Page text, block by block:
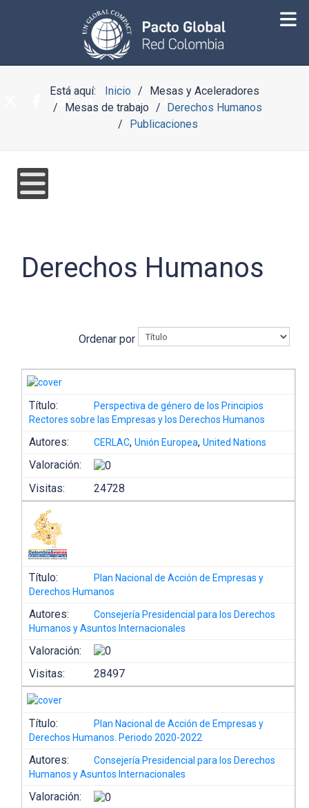
Está aquí: Inicio
Mesas y Aceleradores
Mesas de trabajo
Derechos Humanos
Publicaciones
Derechos Humanos
Ordenar por
Título:
Perspectiva de género de los Principios
Rectores sobre las Empresas y los Derechos Humanos
Autores: CERLAC,Unión Europea,United Nations
Valoración:
Visitas:
24728
Título:
Plan Nacional de Acción de Empresas y
Derechos Humanos
Autores:
Consejería Presidencial para los Derechos
Humanos y Asuntos Internacionales
Valoración:
Visitas:
28497
Título:
Plan Nacional de Acción de Empresas y
Derechos Humanos. Periodo 2020-2022
Autores:
Consejería Presidencial para los Derechos
Humanos y Asuntos Internacionales
Valoración: